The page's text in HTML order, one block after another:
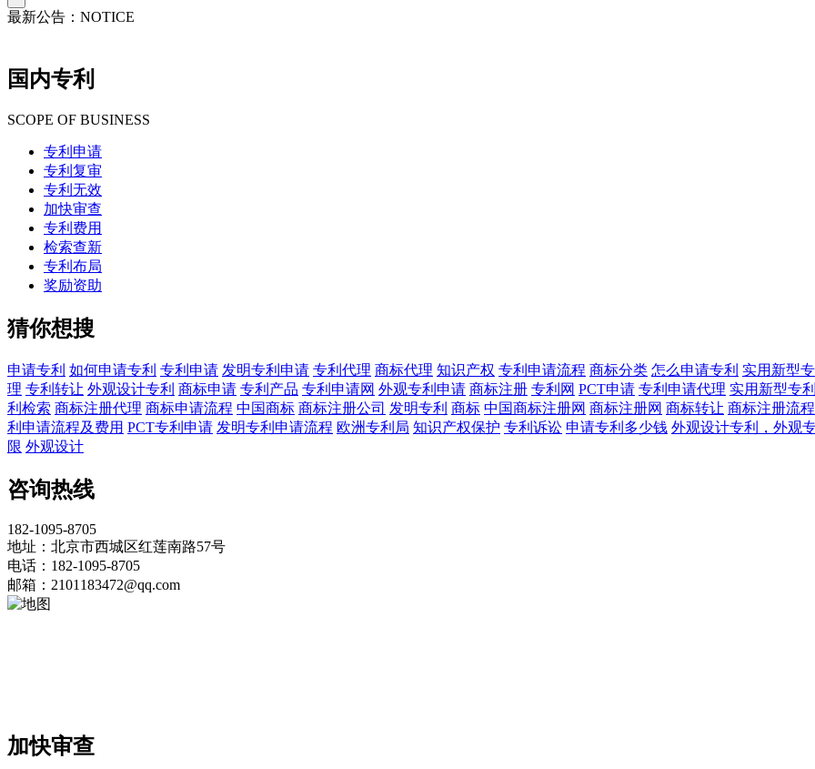
最新公告： NOTICE
国内专利
SCOPE OF BUSINESS
专利申请
专利复审
专利无效
加快审查
专利费用
检索查新
专利布局
奖励资助
猜你想搜
申请专利 如何申请专利 专利申请 发明专利申请 专利代理 商标代理 知识产权 专利申请流程 商标分类 怎么申请专利 实用新型
理 专利转让 外观设计专利 商标申请 专利产品 专利申请网 外观专利申请 商标注册 专利网 PCT申请 专利申请代理 实用新型专利
利检索 商标注册代理 商标申请流程 中国商标 商标注册公司 发明专利 商标 中国商标注册网 商标注册网 商标转让 商标注册流
利申请流程及费用 PCT专利申请 发明专利申请流程 欧洲专利局 知识产权保护 专利诉讼 申请专利多少钱 外观设计专利，外观
限 外观设计
咨询热线
182-1095-8705
地址：北京市西城区红莲南路57号
电话：182-1095-8705
邮箱：2101183472@qq.com
加快审查